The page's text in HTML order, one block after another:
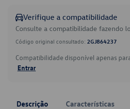
Verifique a compatibilidade
Consulte a compatibilidade fazendo
Código original consultado: 2GJ864237
Compatibilidade disponível apenas
Entrar
Descrição Características